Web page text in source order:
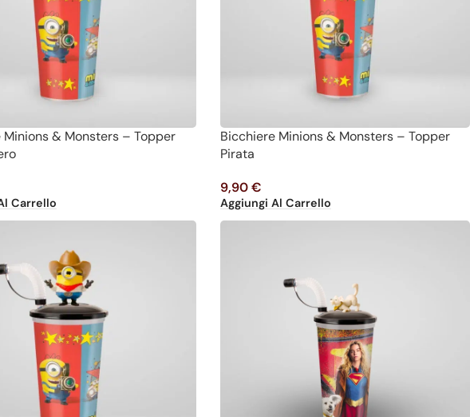
Minions & Monsters – Topper
Carrello
Bicchiere Minions & Monsters – Topper
Pirata
9,90€
Aggiungi Al Carrello